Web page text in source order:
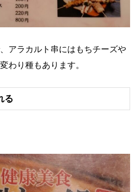
アラカルト串にはもちチーズや
わり種もあります。
る